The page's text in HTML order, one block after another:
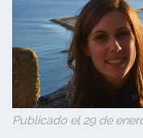
Publicado el 29 de